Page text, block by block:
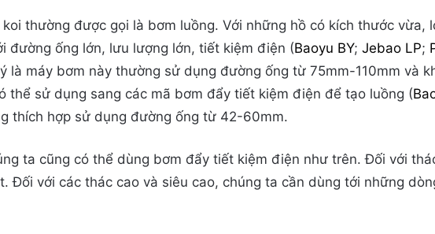
thường được gọi là bơm luồng. Với những hồ có kích thước vừa,
đường ống lớn, lưu lượng lớn, tiết kiệm điện (Baoyu BY; Jebao LP;
là máy bơm này thường sử dụng đường ống từ 75mm-110mm và
thể sử dụng sang các mã bơm đẩy tiết kiệm điện để tạo luồng (
thích hợp sử dụng đường ống từ 42-60mm.
ta cũng có thể dùng bơm đẩy tiết kiệm điện như trên. Đối với
Đối với các thác cao và siêu cao, chúng ta cần dùng tới những